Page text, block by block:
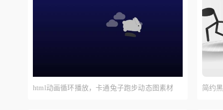
html动画循环播放，卡通兔子跑步动态图素材 简约